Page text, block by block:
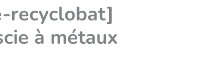
recyclobat]
à métaux